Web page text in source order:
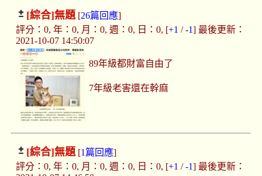
[綜合]無題[26篇回應]
評分：0, 年：0, 月：0, 週：0, 日：0, [+1 /-1] 最後更新：
2021-10-07 14:50:07
89年級都財富自由了
7年級老害還在幹麻
[綜合]無題[1篇回應]
評分：0, 年：0, 月：0, 週：0, 日：0, [+1 /-1] 最後更新：